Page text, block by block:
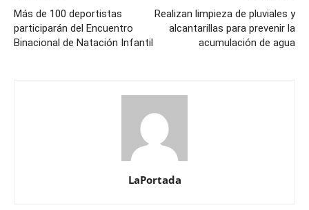
Más de 100 deportistas
participarán del Encuentro
Binacional de Natación Infantil
Realizan limpieza de pluviales y
alcantarillas para prevenir la
acumulación de agua
LaPortada